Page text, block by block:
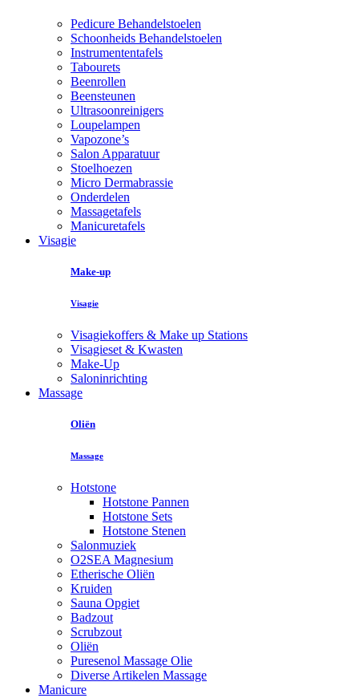
Pedicure Behandelstoelen
Schoonheids Behandelstoelen
Instrumententafels
Tabourets
Beenrollen
Beensteunen
Ultrasoonreinigers
Loupelampen
Vapozone’s
Salon Apparatuur
Stoelhoezen
Micro Dermabrassie
Onderdelen
Massagetafels
Manicuretafels
Visagie
Make-up
Visagie
Visagiekoffers & Make up Stations
Visagieset & Kwasten
Make-Up
Saloninrichting
Massage
Oliën
Massage
Hotstone
Hotstone Pannen
Hotstone Sets
Hotstone Stenen
Salonmuziek
O2SEA Magnesium
Etherische Oliën
Kruiden
Sauna Opgiet
Badzout
Scrubzout
Oliën
Puresenol Massage Olie
Diverse Artikelen Massage
Manicure